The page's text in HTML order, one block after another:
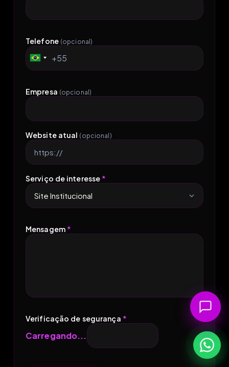
Telefone (opcional)
Brazil
+55
+55
Empresa (opcional)
Website atual (opcional)
Serviço de interesse *
Mensagem *
Verificação de segurança *
Carregando...